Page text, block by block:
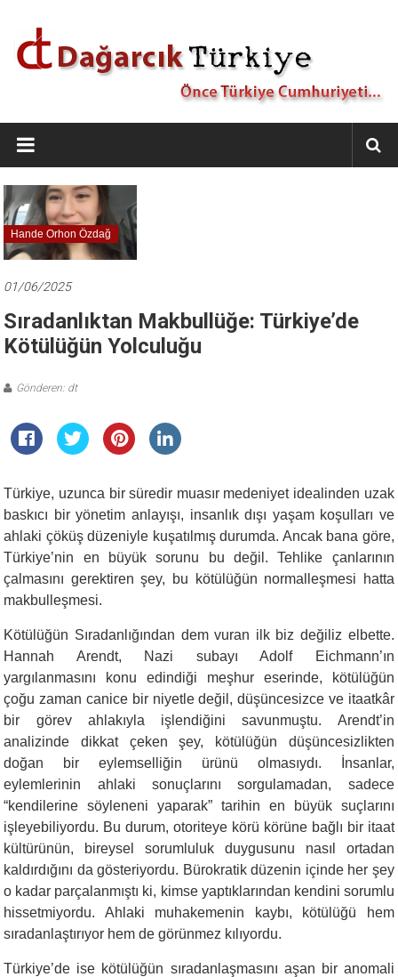
Dağarcık
Türkiye
Önce
Türkiye
Cumhuriyeti…
Hande Orhon Özdağ
01/06/2025
Sıradanlıktan Makbullüğe: Türkiye’de
Kötülüğün Yolculuğu
Gönderen: dt
Türkiye, uzunca bir süredir muasır medeniyet idealinden uzak
baskıcı bir yönetim anlayışı, insanlık dışı yaşam koşulları ve
ahlaki çöküş düzeniyle kuşatılmış durumda. Ancak bana göre,
Türkiye’nin en büyük sorunu bu değil. Tehlike çanlarının
çalmasını gerektiren şey, bu kötülüğün normalleşmesi hatta
makbulleşmesi.
Kötülüğün Sıradanlığından dem vuran ilk biz değiliz elbette.
Hannah Arendt, Nazi subayı Adolf Eichmann’ın
yargılanmasını konu edindiği meşhur eserinde, kötülüğün
çoğu zaman canice bir niyetle değil, düşüncesizce ve itaatkâr
bir görev ahlakıyla işlendiğini savunmuştu. Arendt’in
analizinde dikkat çeken şey, kötülüğün düşüncesizlikten
doğan bir eylemselliğin ürünü olmasıydı. İnsanlar,
eylemlerinin ahlaki sonuçlarını sorgulamadan, sadece
“kendilerine söyleneni yaparak” tarihin en büyük suçlarını
işleyebiliyordu. Bu durum, otoriteye körü körüne bağlı bir itaat
kültürünün, bireysel sorumluluk duygusunu nasıl ortadan
kaldırdığını da gösteriyordu. Bürokratik düzenin içinde her şey
o kadar parçalanmıştı ki, kimse yaptıklarından kendini sorumlu
hissetmiyordu. Ahlaki muhakemenin kaybı, kötülüğü hem
sıradanlaştırıyor hem de görünmez kılıyordu.
Türkiye’de ise kötülüğün sıradanlaşmasını aşan bir anomali